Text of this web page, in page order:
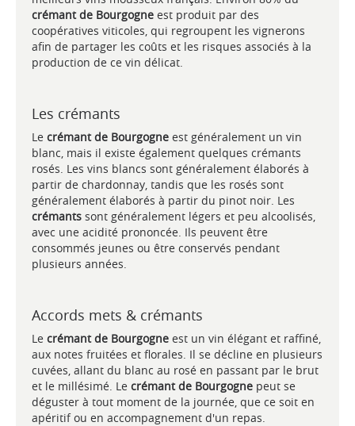
crémant de Bourgogne est produit par des
coopératives viticoles, qui regroupent les vignerons
afin de partager les coûts et les risques associés à la
production de ce vin délicat.
Les crémants
Le crémant de Bourgogne est généralement un vin
blanc, mais il existe également quelques crémants
rosés. Les vins blancs sont généralement élaborés à
partir de chardonnay, tandis que les rosés sont
généralement élaborés à partir du pinot noir. Les
crémants sont généralement légers et peu alcoolisés,
avec une acidité prononcée. Ils peuvent être
consommés jeunes ou être conservés pendant
plusieurs années.
Accords mets & crémants
Le crémant de Bourgogne est un vin élégant et raffiné,
aux notes fruitées et florales. Il se décline en plusieurs
cuvées, allant du blanc au rosé en passant par le brut
et le millésimé. Le crémant de Bourgogne peut se
déguster à tout moment de la journée, que ce soit en
apéritif ou en accompagnement d'un repas.